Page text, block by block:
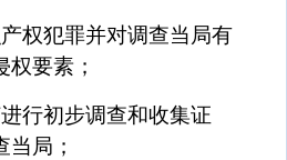
权犯罪并对调查当局有
要素；
行初步调查和收集证
局；